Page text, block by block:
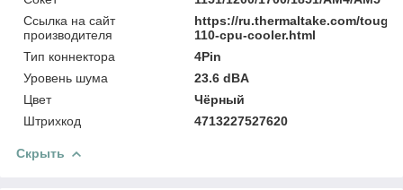
Ссылка на сайт
производителя
https://ru.thermaltake.com/
110-cpu-cooler.html
Тип коннектора
4Pin
Уровень шума
23.6 dBA
Цвет
Чёрный
Штрихкод
4713227527620
Скрыть